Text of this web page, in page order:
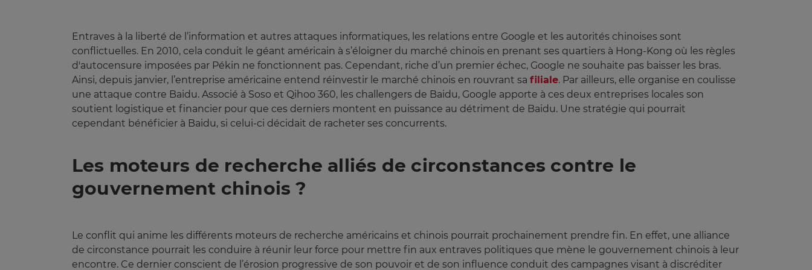
Entraves à la liberté de l’information et autres attaques informatiques, les relations entre Google et les autorités chinoises sont
conflictuelles. En 2010, cela conduit le géant américain à s’éloigner du marché chinois en prenant ses quartiers à Hong-Kong où les règles
d'autocensure imposées par Pékin ne fonctionnent pas. Cependant, riche d’un premier échec, Google ne souhaite pas baisser les bras.
Ainsi, depuis janvier, l’entreprise américaine entend réinvestir le marché chinois en rouvrant sa filiale. Par ailleurs, elle organise en coulisse
une attaque contre Baidu. Associé à Soso et Qihoo 360, les challengers de Baidu, Google apporte à ces deux entreprises locales son
soutient logistique et financier pour que ces derniers montent en puissance au détriment de Baidu. Une stratégie qui pourrait
cependant bénéficier à Baidu, si celui-ci décidait de racheter ses concurrents.
Les moteurs de recherche alliés de circonstances contre le
gouvernement chinois ?
Le conflit qui anime les différents moteurs de recherche américains et chinois pourrait prochainement prendre fin. En effet, une alliance
de circonstance pourrait les conduire à réunir leur force pour mettre fin aux entraves politiques que mène le gouvernement chinois à leur
encontre. Ce dernier conscient de l’érosion progressive de son pouvoir et de son influence conduit des campagnes visant à discréditer